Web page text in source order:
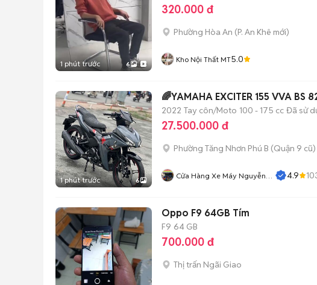
1 phút trước 6
320.000 đ
Phường Hòa An (P. An Khê mới)
Kho Nội Thất MT5.0
1 phút trước 6
🌈YAMAHA EXCITER 155 VVA BS
2022 Tay côn/Moto 100 - 175 cc Đã sử
27.500.000 đ
Phường Tăng Nhơn Phú B (Quận 9 cũ)
Cửa Hàng Xe Máy Nguyễn
4.9
Oppo F9 64GB Tím
F9 64 GB
700.000 đ
Thị trấn Ngãi Giao